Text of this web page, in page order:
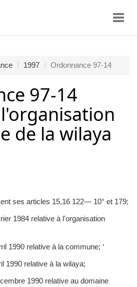
1997 Ordonnance 97-14
97-14
de la wilaya
ses articles 15,16 122— 10° et 179;
1984 relative à l'organisation
1990 relative à la commune; ‘
1990 relative à la wilaya;
1990 relative au domaine